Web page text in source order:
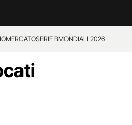
SERIE BMONDIALI 2026